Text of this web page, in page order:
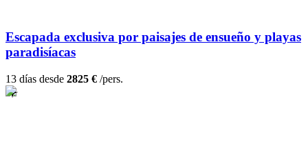
Escapada exclusiva por paisajes de ensueño y playas
paradisíacas
13 días desde 2825 € /pers.